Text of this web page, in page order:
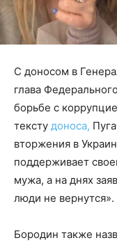
С доносом в
глава
борьбе с
тексту доноса,
вторжения в
поддерживает
мужа, а на днях
люди не вернутся».
Бородин также